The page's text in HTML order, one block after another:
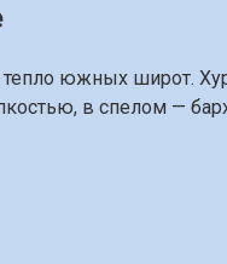
южных широт.
в спелом —